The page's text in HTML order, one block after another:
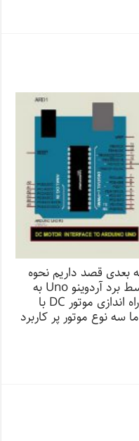
قصد داریم نحوه
راه اندازی چند موتور پر کاربرد را توسط برد آردوینو Uno به
شما آموزش دهیم.در اولین جلسه راه اندازی موتور DC با
سه نوع موتور پر کاربرد